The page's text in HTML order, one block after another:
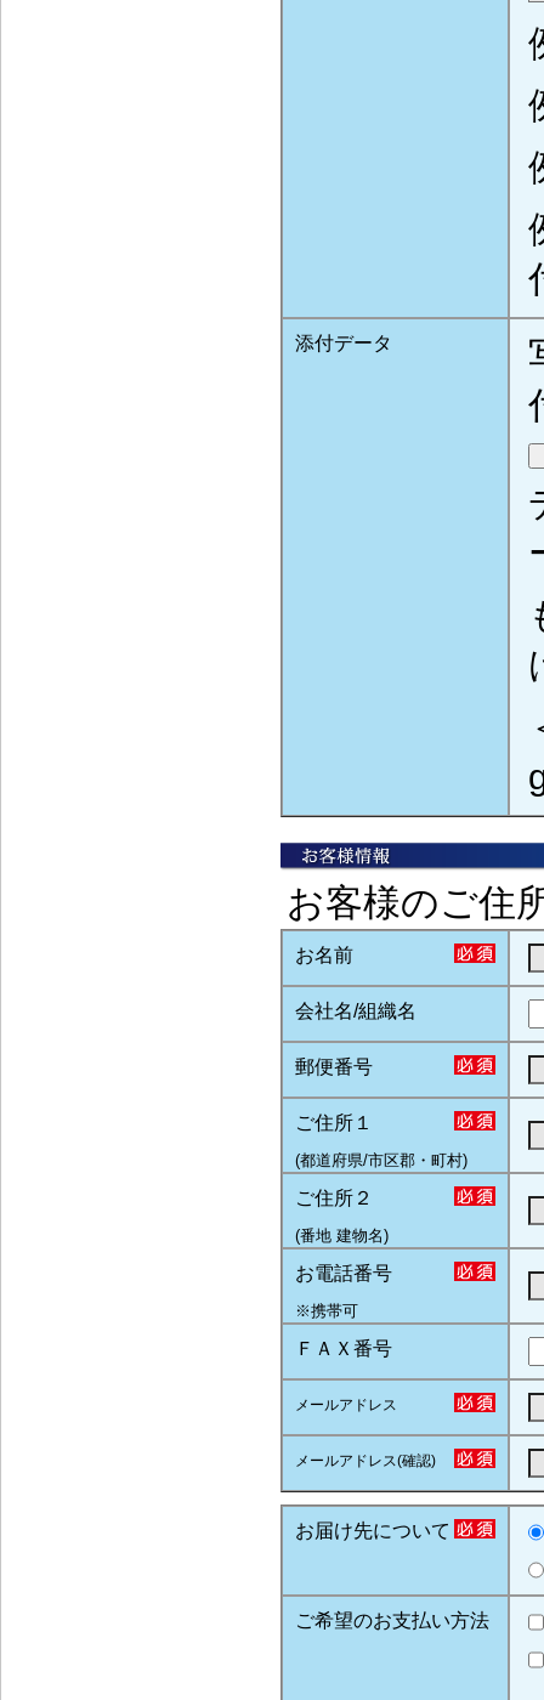
添付データ
お客様のご住
お名前
会社名/組織名
郵便番号
ご住所１
(都道府県/市区郡・町村)
ご住所２
(番地 建物名)
お電話番号
※携帯可
ＦＡＸ番号
メールアドレス
メールアドレス(確認)
お届け先について
ご希望のお支払い方法